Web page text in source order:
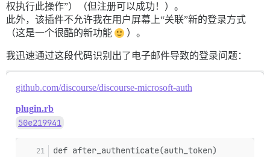
权执行此操作”）（但注册可以成功！）。
此外，该插件不允许我在用户屏幕上“关联”新的登录方式
（这是一个很酷的新功能
）。
我迅速通过这段代码识别出了电子邮件导致的登录问题：
github.com/discourse/discourse-microsoft-auth
plugin.rb
50e219941
def after_authenticate(auth_token)